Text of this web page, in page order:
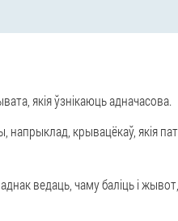
якія ўзнікаюць адначасова.
крывацёкаў, якія
, аднак ведаць, чаму баліць і жывот,